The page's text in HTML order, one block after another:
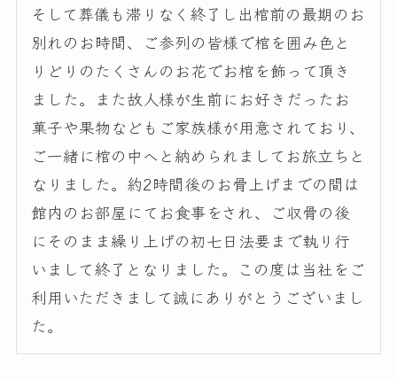
そして葬儀も滞りなく終了し出棺前の最期のお
別れのお時間、ご参列の皆様で棺を囲み色と
りどりのたくさんのお花でお棺を飾って頂き
ました。また故人様が生前にお好きだったお
菓子や果物などもご家族様が用意されており、
ご一緒に棺の中へと納められましてお旅立ちと
なりました。約2時間後のお骨上げまでの間は
館内のお部屋にてお食事をされ、ご収骨の後
にそのまま繰り上げの初七日法要まで執り行
いまして終了となりました。この度は当社をご
利用いただきまして誠にありがとうございまし
た。